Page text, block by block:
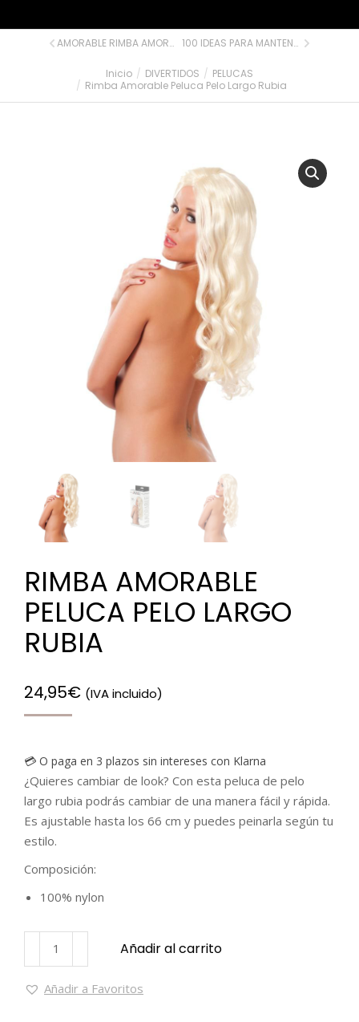
Estás aquí: Inicio DIVERTIDOS
PELUCAS
Rimba Amorable Peluca Pelo Largo Rubia
AMORABLE RIMBA AMORABLE PELUCA PELO LARGO MORENA 100 IDEAS PARA MANTENER INTERESANTES TUS CITAS / EN
RIMBA AMORABLE
PELUCA PELO LARGO
RUBIA
24,95€ (IVA incluido)
💳 O paga en 3 plazos sin intereses con Klarna
¿Quieres cambiar de look? Con esta peluca de pelo
largo rubia podrás cambiar de una manera fácil y rápida.
Es ajustable hasta los 66 cm y puedes peinarla según tu
estilo.
Composición:
100% nylon
Añadir al carrito
Añadir a Favoritos